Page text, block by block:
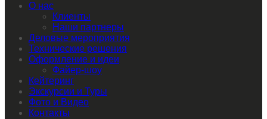
О нас
Клиенты
Наши партнеры
Деловые мероприятия
Технические решения
Оформление и идеи
Файер-шоу
Кейтеринг
Экскурсии и Туры
Фото и Видео
Контакты